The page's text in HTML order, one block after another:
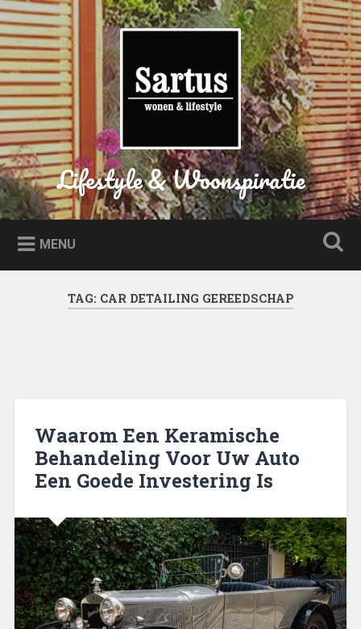
Naar
de
inhoud
springen
Zoeken
Lifestyle & Woonspiratie
MENU
TAG: CAR DETAILING GEREEDSCHAP
Waarom Een Keramische
Behandeling Voor Uw Auto
Een Goede Investering Is